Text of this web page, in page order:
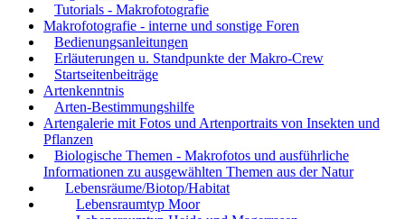
Tutorials - Makrofotografie
Makrofotografie - interne und sonstige Foren
Bedienungsanleitungen
Erläuterungen u. Standpunkte der Makro-Crew
Startseitenbeiträge
Artenkenntnis
Arten-Bestimmungshilfe
Artengalerie mit Fotos und Artenportraits von Insekten und
Pflanzen
Biologische Themen - Makrofotos und ausführliche
Informationen zu ausgewählten Themen aus der Natur
Lebensräume/Biotop/Habitat
Lebensraumtyp Moor